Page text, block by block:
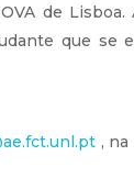
de Lisboa.
que se
, na